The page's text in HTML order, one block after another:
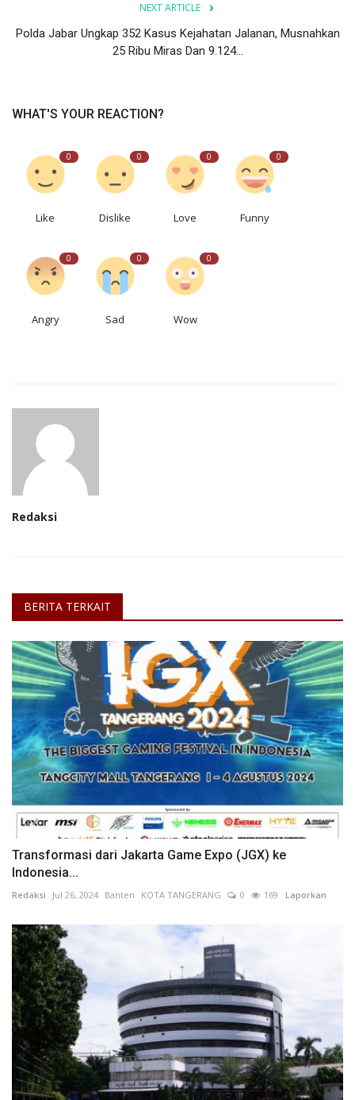
NEXT ARTICLE
Polda Jabar Ungkap 352 Kasus Kejahatan Jalanan, Musnahkan
25 Ribu Miras Dan 9.124...
WHAT'S YOUR REACTION?
0
Like
0
Dislike
0
Love
0
Funny
0
Angry
0
Sad
0
Wow
Redaksi
BERITA TERKAIT
Transformasi dari Jakarta Game Expo (JGX) ke
Indonesia...
Redaksi Jul 26, 2024 Banten KOTA TANGERANG 0 169 Laporkan